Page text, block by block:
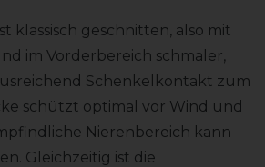
klassisch geschnitten, also mit
im Vorderbereich schmaler,
Schenkelkontakt zum
schützt optimal vor Wind und
Nierenbereich kann
Gleichzeitig ist die